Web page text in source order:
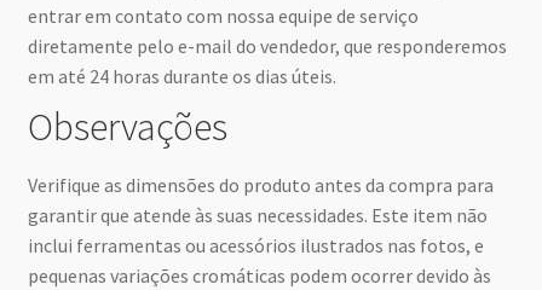
entrar em contato com nossa equipe de serviço
diretamente pelo e-mail do vendedor, que responderemos
em até 24 horas durante os dias úteis.
Observações
Verifique as dimensões do produto antes da compra para
garantir que atende às suas necessidades. Este item não
inclui ferramentas ou acessórios ilustrados nas fotos, e
pequenas variações cromáticas podem ocorrer devido às